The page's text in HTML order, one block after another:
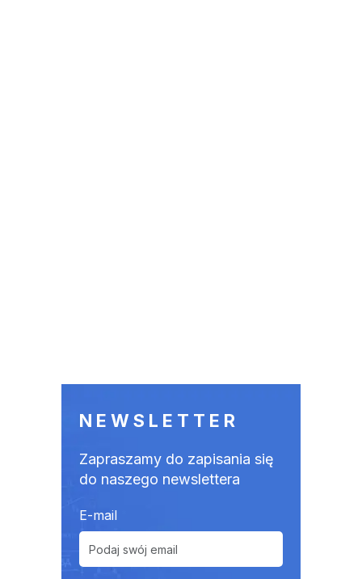
NEWSLETTER
Zapraszamy do zapisania się
do naszego newslettera
E-mail